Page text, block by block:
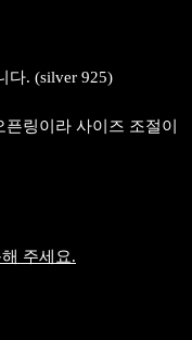
다. (silver 925)
링이라 사이즈 조절이
주세요.